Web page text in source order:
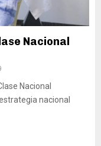
Nacional
Nacional
nacional